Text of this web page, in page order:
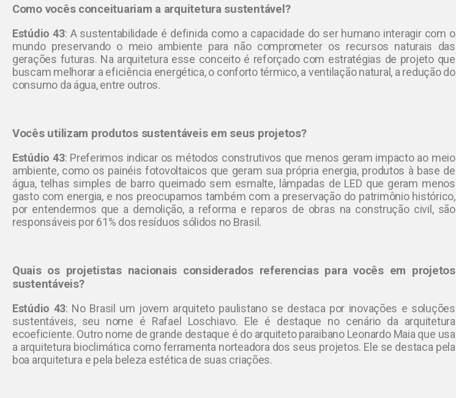
Como vocês conceituariam a arquitetura sustentável?
Estúdio 43: A sustentabilidade é definida como a capacidade do ser humano interagir com o
mundo preservando o meio ambiente para não comprometer os recursos naturais das
gerações futuras. Na arquitetura esse conceito é reforçado com estratégias de projeto que
buscam melhorar a eficiência energética, o conforto térmico, a ventilação natural, a redução do
consumo da água, entre outros.
Vocês utilizam produtos sustentáveis em seus projetos?
Estúdio 43: Preferimos indicar os métodos construtivos que menos geram impacto ao meio
ambiente, como os painéis fotovoltaicos que geram sua própria energia, produtos à base de
água, telhas simples de barro queimado sem esmalte, lâmpadas de LED que geram menos
gasto com energia, e nos preocupamos também com a preservação do patrimônio histórico,
por entendermos que a demolição, a reforma e reparos de obras na construção civil, são
responsáveis por 61% dos resíduos sólidos no Brasil.
Quais os projetistas nacionais considerados referencias para vocês em projetos
sustentáveis?
Estúdio 43: No Brasil um jovem arquiteto paulistano se destaca por inovações e soluções
sustentáveis, seu nome é Rafael Loschiavo. Ele é destaque no cenário da arquitetura
ecoeficiente. Outro nome de grande destaque é do arquiteto paraibano Leonardo Maia que usa
a arquitetura bioclimática como ferramenta norteadora dos seus projetos. Ele se destaca pela
boa arquitetura e pela beleza estética de suas criações.